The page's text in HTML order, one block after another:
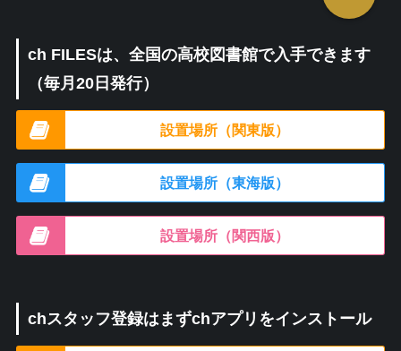
ch FILESは、全国の高校図書館で入手できます
（毎月20日発行）
設置場所（関東版）
設置場所（東海版）
設置場所（関西版）
chスタッフ登録はまずchアプリをインストール